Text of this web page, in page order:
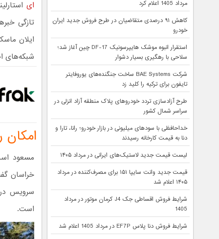
ای
تازگی
ایلان
شبکه‌های
امکان
مسعود
خراسان
سرویس در
است.
مرداد 1405 اعلام کرد
کاهش ۹۱ درصدی متقاضیان در طرح فروش جدید ایران
خودرو
استقرار انبوه موشک هایپرسونیک DF-17 چین آغاز شد؛
سلاحی با رهگیری بسیار دشوار
شرکت BAE Systems ساخت جنگنده‌های یوروفایتر
تایفون برای ترکیه را کلید زد
طرح آزادسازی تردد خودروهای پلاک منطقه آزاد انزلی در
سراسر شمال کشور
خداحافظی با سودهای میلیونی در بازار خودرو؛ رانا، تارا و
دنا به قیمت کارخانه رسیدند
لیست قیمت جدید لاستیک‌های ایرانی در مرداد ۱۴۰۵
قیمت جدید وانت سایپا ۱۵۱ برای مصرف‌کننده در مرداد
۱۴۰۵ اعلام شد
شرایط فروش اقساطی جک J4 کرمان موتور در مرداد
1405
شرایط فروش دنا پلاس EF7P در مرداد 1405 اعلام شد